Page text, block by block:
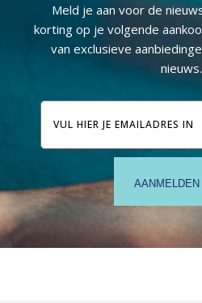
Meld je aan voor de
korting op je volgende
van exclusieve
nieuws.
E-
mailadres